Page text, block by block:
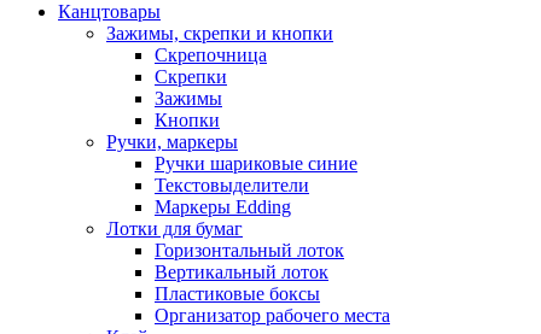
Канцтовары
Зажимы, скрепки и кнопки
Скрепочница
Скрепки
Зажимы
Кнопки
Ручки, маркеры
Ручки шариковые синие
Текстовыделители
Маркеры Edding
Лотки для бумаг
Горизонтальный лоток
Вертикальный лоток
Пластиковые боксы
Организатор рабочего места